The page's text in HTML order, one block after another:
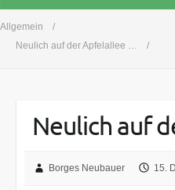
Allgemein
Neulich auf der Apfelallee …
Neulich auf
Borges Neubauer 15.